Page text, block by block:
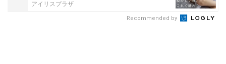
アイリスプラザ
Recommended by